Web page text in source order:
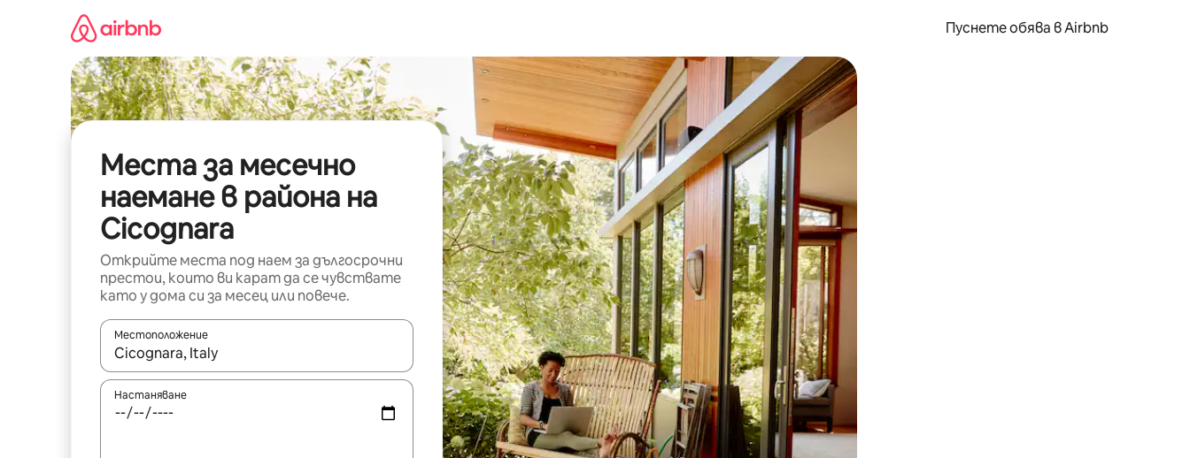
съдържанието
Пуснете обява в Airbnb
Места за месечно
наемане в района на
Cicognara
Открийте места под наем за дългосрочни
престои, които ви карат да се чувствате
като у дома си за месец или повече.
Местоположение
Когато резултатите се покажат, използвайте клавишите със стрелки нагоре и надолу или навигирайте с докосване или плъзгане.
Настаняване